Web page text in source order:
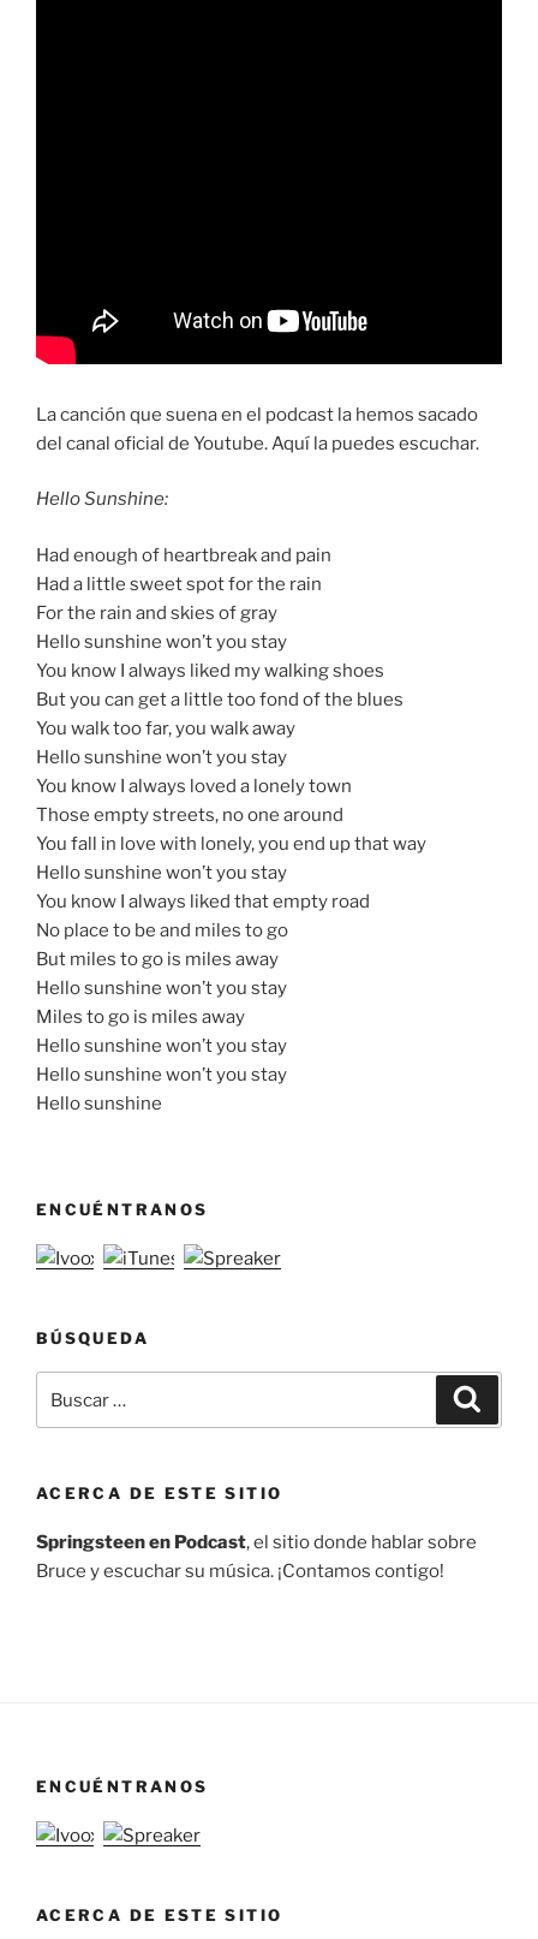
La canción que suena en el podcast la hemos sacado
del canal oficial de Youtube. Aquí la puedes escuchar.
Hello Sunshine:
Had enough of heartbreak and pain
Had a little sweet spot for the rain
For the rain and skies of gray
Hello sunshine won’t you stay
You know I always liked my walking shoes
But you can get a little too fond of the blues
You walk too far, you walk away
Hello sunshine won’t you stay
You know I always loved a lonely town
Those empty streets, no one around
You fall in love with lonely, you end up that way
Hello sunshine won’t you stay
You know I always liked that empty road
No place to be and miles to go
But miles to go is miles away
Hello sunshine won’t you stay
Miles to go is miles away
Hello sunshine won’t you stay
Hello sunshine won’t you stay
Hello sunshine
ENCUÉNTRANOS
BÚSQUEDA
por:
ACERCA DE ESTE SITIO
Springsteen en Podcast, el sitio donde hablar sobre
Bruce y escuchar su música. ¡Contamos contigo!
ENCUÉNTRANOS
ACERCA DE ESTE SITIO